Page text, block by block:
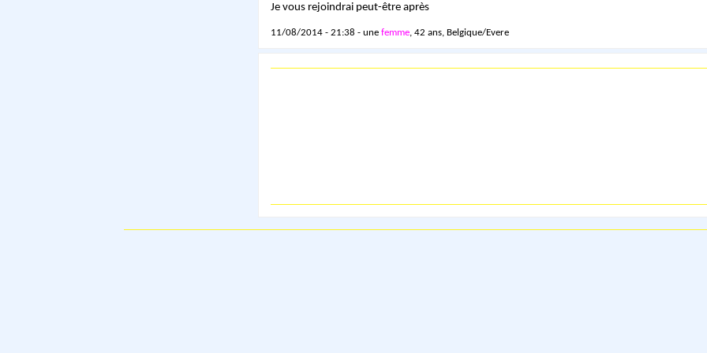
Je vous rejoindrai peut-être après
11/08/2014 - 21:38 - une femme, 42 ans, Belgique/Evere